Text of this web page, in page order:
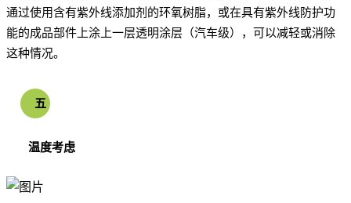
通过使用含有紫外线添加剂的环氧树脂，或在具有紫外线防护功
能的成品部件上涂上一层透明涂层（汽车级），可以减轻或消除
这种情况。
五
温度考虑